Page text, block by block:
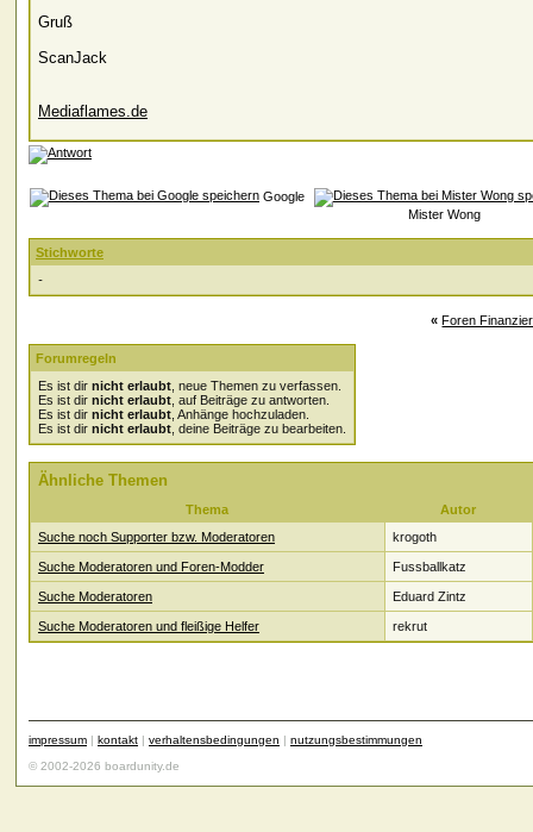
Gruß
ScanJack
Mediaflames.de
Google
Mister Wong
Stichworte
-
« Foren
Forumregeln
Es ist dir nicht erlaubt , neue Themen zu verfassen.
Es ist dir nicht erlaubt , auf Beiträge zu antworten.
Es ist dir nicht erlaubt , Anhänge hochzuladen.
Es ist dir nicht erlaubt , deine Beiträge zu bearbeiten.
Ähnliche Themen
Thema
Autor
Suche noch Supporter bzw. Moderatoren
krogoth
Suche Moderatoren und Foren-Modder Fussballkatz
Suche Moderatoren Eduard Zintz
Suche Moderatoren und fleißige Helfer rekrut
impressum | kontakt | verhaltensbedingungen | nutzungsbestimmungen
© 2002-2026 boardunity.de